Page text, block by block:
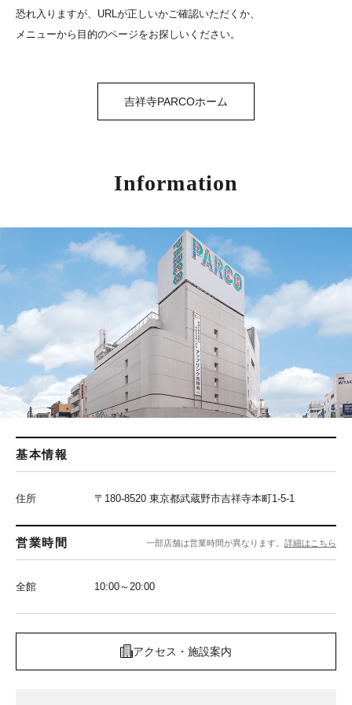
恐れ入りますが、URLが正しいかご確認いただくか、
メニューから目的のページをお探しいください。
吉祥寺PARCOホーム
Information
基本情報
住所 〒180-8520 東京都武蔵野市吉祥寺本町1-5-1
営業時間 一部店舗は営業時間が異なります。 詳細はこちら
全館 10:00～20:00
アクセス・施設案内